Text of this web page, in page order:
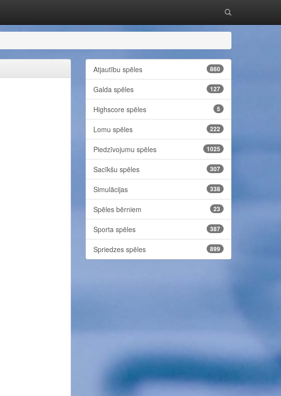
Atjautību spēles 860
Galda spēles 127
Highscore spēles 5
Lomu spēles 222
Piedzīvojumu spēles 1025
Sacīkšu spēles 307
Simulācijas 338
Spēles bērniem 23
Sporta spēles 387
Spriedzes spēles 899